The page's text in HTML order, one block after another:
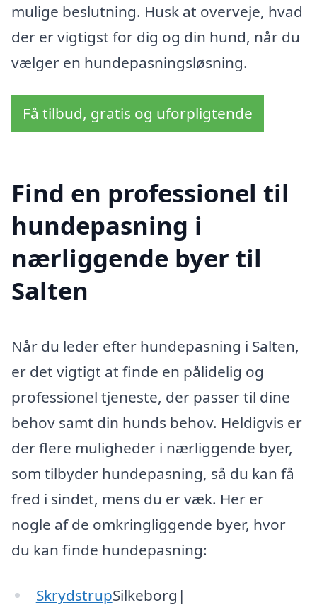
mulige beslutning. Husk at overveje, hvad
der er vigtigst for dig og din hund, når du
vælger en hundepasningsløsning.
Få tilbud, gratis og uforpligtende
Find en professionel til
hundepasning i
nærliggende byer til
Salten
Når du leder efter hundepasning i Salten,
er det vigtigt at finde en pålidelig og
professionel tjeneste, der passer til dine
behov samt din hunds behov. Heldigvis er
der flere muligheder i nærliggende byer,
som tilbyder hundepasning, så du kan få
fred i sindet, mens du er væk. Her er
nogle af de omkringliggende byer, hvor
du kan finde hundepasning:
SkrydstrupSilkeborg|